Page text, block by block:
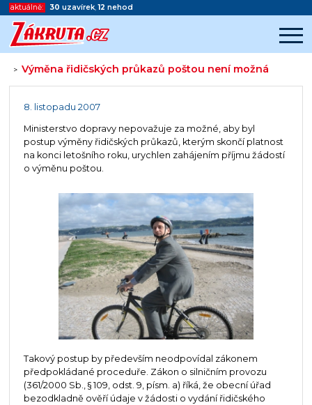
aktuálně: 30 uzavírek,12 nehod
> Výměna řidičských průkazů poštou není možná
Začátek reklamy
8. listopadu 2007
Ministerstvo dopravy nepovažuje za možné, aby byl
postup výměny řidičských průkazů, kterým skončí platnost
na konci letošního roku, urychlen zahájením příjmu žádostí
o výměnu poštou.
Takový postup by především neodpovídal zákonem
předpokládané proceduře. Zákon o silničním provozu
(361/2000 Sb., § 109, odst. 9, písm. a) říká, že obecní úřad
bezodkladně ověří údaje v žádosti o vydání řidičského